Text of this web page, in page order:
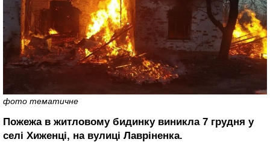
фото тематичне
Пожежа в житловому бидинку виникла 7 грудня у
селі Хиженці, на вулиці Лавріненка.